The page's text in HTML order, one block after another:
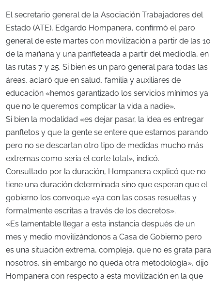
El secretario general de la Asociación Trabajadores del
Estado (ATE), Edgardo Hompanera, confirmó el paro
general de este martes con movilización a partir de las 10
de la mañana y una panfleteada a partir del mediodía, en
las rutas 7 y 25. Si bien es un paro general para todas las
áreas, aclaró que en salud, familia y auxiliares de
educación «hemos garantizado los servicios mínimos ya
que no le queremos complicar la vida a nadie».
Si bien la modalidad «es dejar pasar, la idea es entregar
panfletos y que la gente se entere que estamos parando
pero no se descartan otro tipo de medidas mucho más
extremas como seria el corte total», indicó.
Consultado por la duración, Hompanera explicó que no
tiene una duración determinada sino que esperan que el
gobierno los convoque «ya con las cosas resueltas y
formalmente escritas a través de los decretos».
«Es lamentable llegar a esta instancia después de un
mes y medio movilizándonos a Casa de Gobierno pero
es una situación extrema, compleja, que no es grata para
nosotros, sin embargo no queda otra metodología», dijo
Hompanera con respecto a esta movilización en la que